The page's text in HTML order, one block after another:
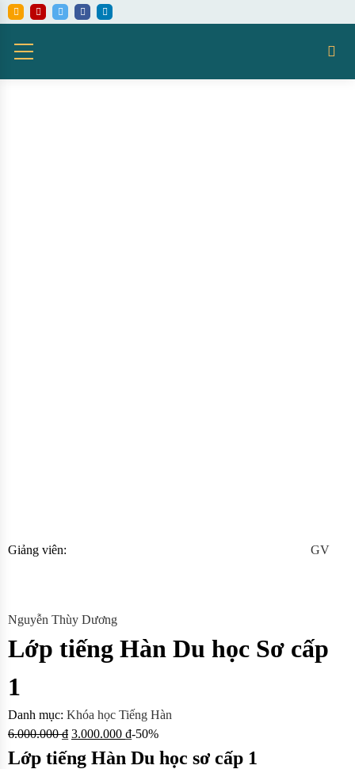
Giảng viên: GV
Nguyễn Thùy Dương
Lớp tiếng Hàn Du học Sơ cấp
1
Danh mục: Khóa học Tiếng Hàn
6.000.000₫ 3.000.000 ₫-50%
Lớp tiếng Hàn Du học sơ cấp 1